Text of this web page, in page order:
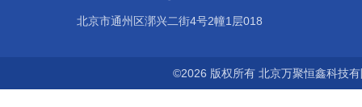
北京市通州区漷兴二街4号2幢1层018
©2026 版权所有 北京万聚恒鑫科技